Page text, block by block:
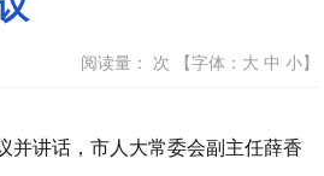
阅读量： 次 【字体： 大 中 小 】
并讲话，市人大常委会副主任薛香